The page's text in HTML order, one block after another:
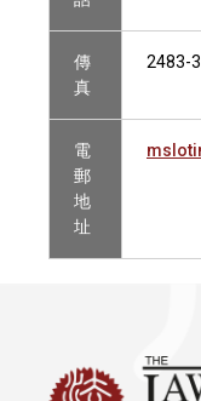
傳
真
2483-
電
郵
地
址